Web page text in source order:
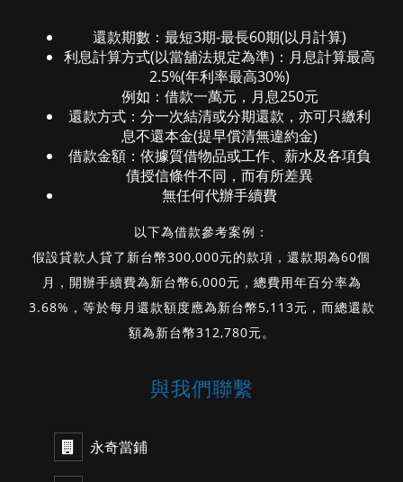
還款期數：最短3期-最長60期(以月計算)
利息計算方式(以當舖法規定為準)：月息計算最高
2.5%(年利率最高30%)
例如：借款一萬元，月息250元
還款方式：分一次結清或分期還款，亦可只繳利
息不還本金(提早償清無違約金)
借款金額：依據質借物品或工作、薪水及各項負
債授信條件不同，而有所差異
無任何代辦手續費
以下為借款參考案例：
假設貸款人貸了新台幣300,000元的款項，還款期為60個
月，開辦手續費為新台幣6,000元，總費用年百分率為
3.68%，等於每月還款額度應為新台幣5,113元，而總還款
額為新台幣312,780元。
與我們聯繫
永奇當鋪